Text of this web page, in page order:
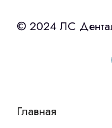
условия по
просто